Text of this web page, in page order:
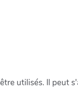
utilisés. Il peut